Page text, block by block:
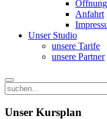
Anfahrt
Unser Studio
unsere Tarife
unsere Partner
Unser Kursplan